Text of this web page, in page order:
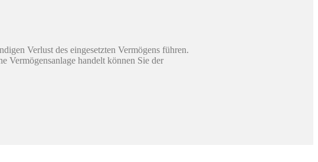
Verlust des eingesetzten Vermögens führen.
Vermögensanlage handelt können Sie der